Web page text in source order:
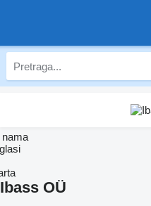
Ibass OÜ